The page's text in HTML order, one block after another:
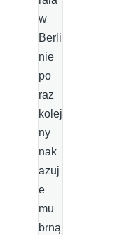
w
Berli
nie
po
raz
kolej
ny
nak
azuj
e
mu
brną